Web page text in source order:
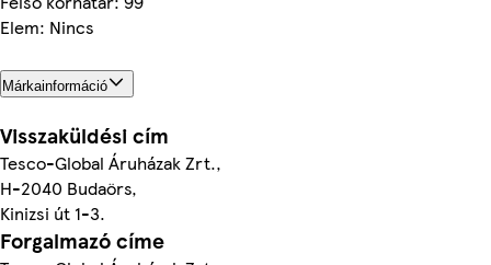
Elem: Nincs
Márkainformáció
Visszaküldési cím
Tesco-Global Áruházak Zrt.,
H-2040 Budaörs,
Kinizsi út 1-3.
Forgalmazó címe